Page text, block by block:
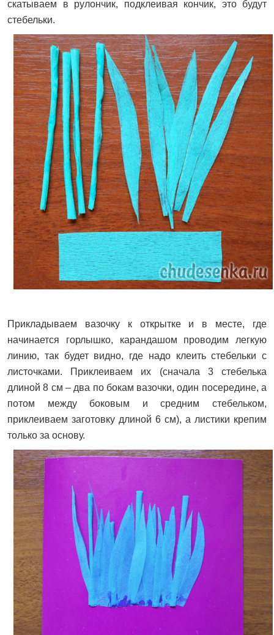
скатываем в рулончик, подклеивая кончик, это будут
стебельки.
Прикладываем вазочку к открытке и в месте, где
начинается горлышко, карандашом проводим легкую
линию, так будет видно, где надо клеить стебельки с
листочками. Приклеиваем их (сначала 3 стебелька
длиной 8 см – два по бокам вазочки, один посередине, а
потом между боковым и средним стебельком,
приклеиваем заготовку длиной 6 см), а листики крепим
только за основу.